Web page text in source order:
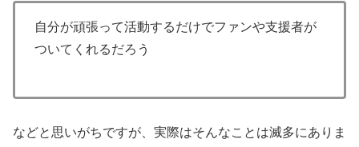
自分が頑張って活動するだけでファンや支援者が
ついてくれるだろう
などと思いがちですが、実際はそんなことは滅多にありま